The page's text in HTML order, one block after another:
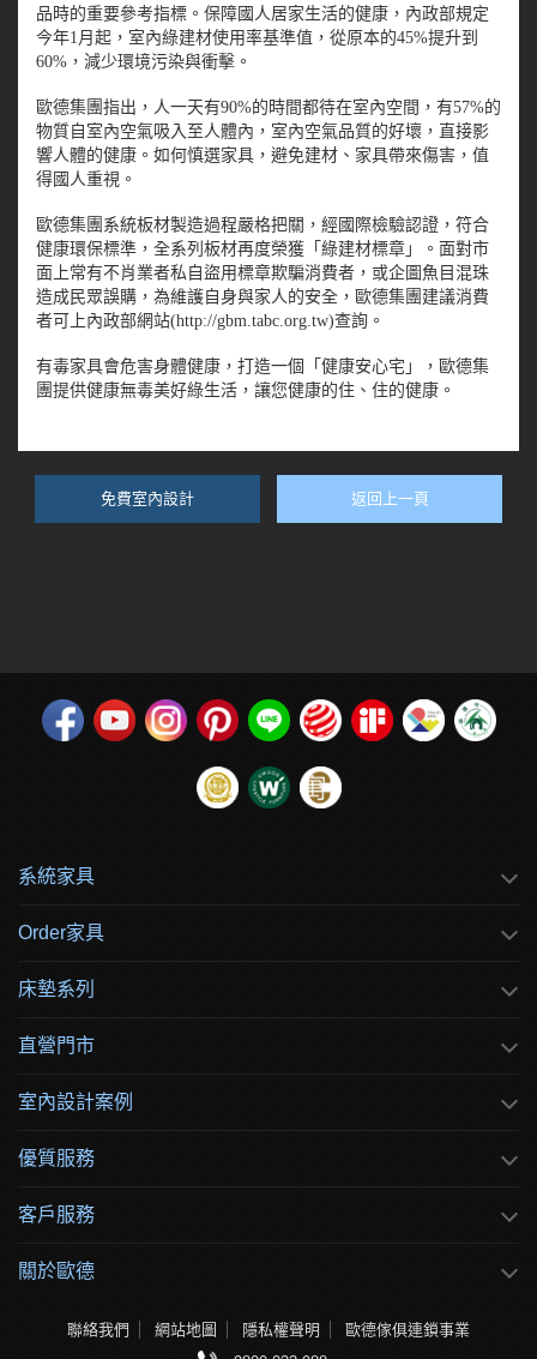
品時的重要參考指標。保障國人居家生活的健康，內政部規定
今年1月起，室內綠建材使用率基準值，從原本的45%提升到
60%，減少環境污染與衝擊。
歐德集團指出，人一天有90%的時間都待在室內空間，有57%的
物質自室內空氣吸入至人體內，室內空氣品質的好壞，直接影
響人體的健康。如何慎選家具，避免建材、家具帶來傷害，值
得國人重視。
歐德集團系統板材製造過程嚴格把關，經國際檢驗認證，符合
健康環保標準，全系列板材再度榮獲「綠建材標章」。面對市
面上常有不肖業者私自盜用標章欺騙消費者，或企圖魚目混珠
造成民眾誤購，為維護自身與家人的安全，歐德集團建議消費
者可上內政部網站(http://gbm.tabc.org.tw)查詢。
有毒家具會危害身體健康，打造一個「健康安心宅」，歐德集
團提供健康無毒美好綠生活，讓您健康的住、住的健康。
免費室內設計 返回上一頁
系統家具
Order家具
床墊系列
直營門市
室內設計案例
優質服務
客戶服務
關於歐德
聯絡我們 網站地圖 隱私權聲明
歐德傢俱連鎖事業